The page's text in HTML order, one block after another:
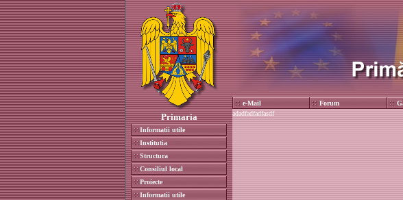
e-Mail Forum
Primaria
Informatii utile
Institutia
Structura
Consiliul local
Proiecte
Informatii utile
adadfadfadfasdf